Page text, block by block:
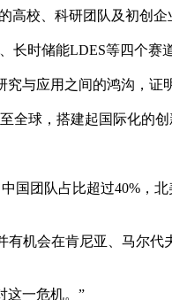
高校、科研团队及初创企
、长时储能LDES等四个赛
与应用之间的鸿沟，证
全球，搭建起国际化的
国团队占比超过40%，
有机会在肯尼亚、马尔代
这一危机。”